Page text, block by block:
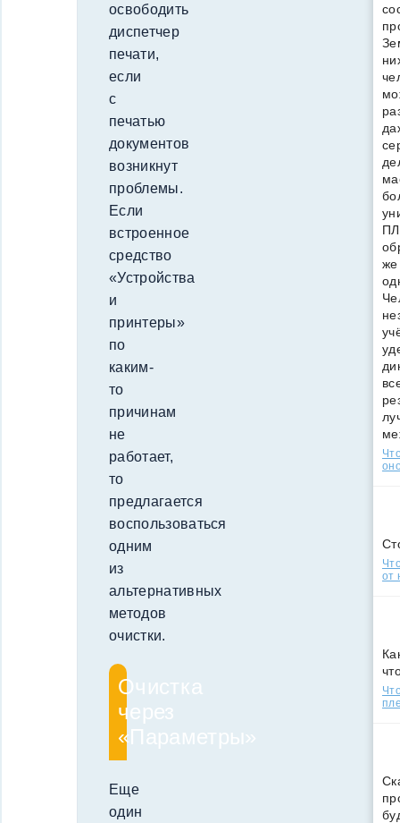
освободить
диспетчер
печати,
если
с
печатью
документов
возникнут
проблемы.
Если
встроенное
средство
«Устройства
и
принтеры»
по
каким-
то
причинам
не
работает,
то
предлагается
воспользоваться
одним
из
альтернативных
методов
очистки.
Очистка
через
«Параметры»
Еще
один
же
от